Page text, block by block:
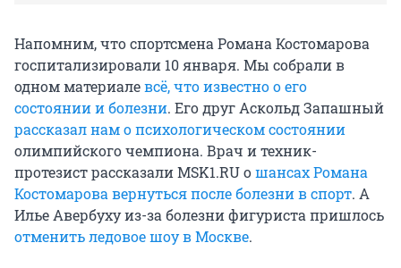
Напомним, что спортсмена Романа Костомарова
госпитализировали 10 января. Мы собрали в
одном материалевсё, что известно о его
состоянии и болезни. Его друг Аскольд Запашный
рассказал нам о психологическом состоянии
олимпийского чемпиона. Врач и техник-
протезист рассказали MSK1.RU ошансах Романа
Костомарова вернуться после болезни в спорт. А
Илье Авербуху из-за болезни фигуриста пришлось
отменить ледовое шоу в Москве.